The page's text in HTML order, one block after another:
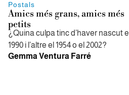
Postals
Amics més grans, amics més
petits
¿Quina culpa tinc d’haver nascut el
1990 i l’altre el 1954 o el 2002?
Gemma Ventura Farré